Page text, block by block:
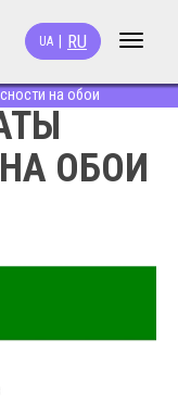
Toggle
UA RU
на обои
ОБОИ